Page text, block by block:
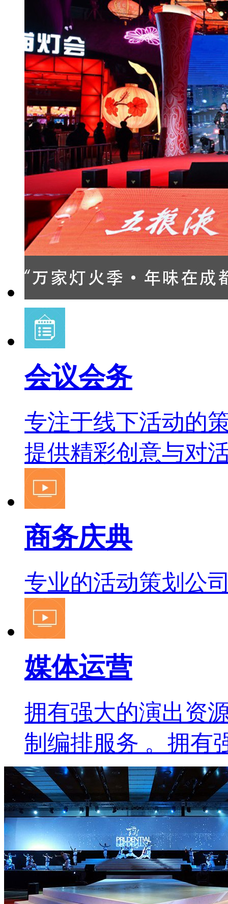
会议会务
专注于线下活动的
提供精彩创意与对
商务庆典
专业的活动策划公
媒体运营
拥有强大的演出资
制编排服务 。拥有